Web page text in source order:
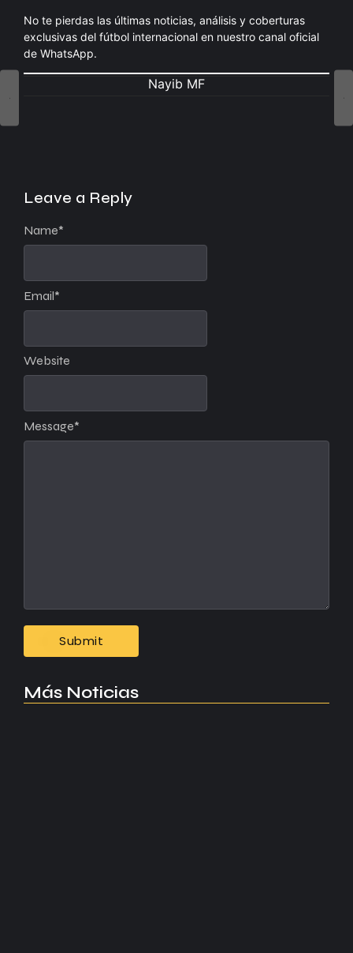
No te pierdas las últimas noticias, análisis y coberturas
exclusivas del fútbol internacional en nuestro canal oficial
de WhatsApp.
Nayib MF
Leave a Reply
Message*
Name*
Email*
Website
Más Noticias